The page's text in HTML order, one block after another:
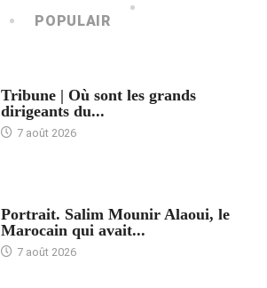
POPULAIR
Tribune | Où sont les grands
dirigeants du...
7 août 2026
Portrait. Salim Mounir Alaoui, le
Marocain qui avait...
7 août 2026